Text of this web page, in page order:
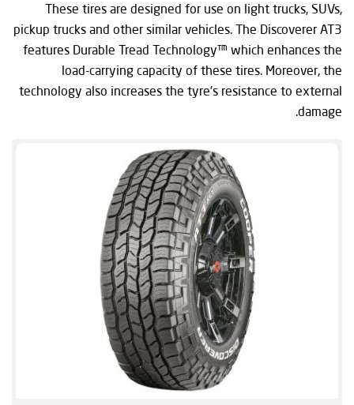
These tires are designed for use on light trucks, SUVs,
pickup trucks and other similar vehicles. The Discoverer AT3
features Durable Tread Technology™ which enhances the
load-carrying capacity of these tires. Moreover, the
technology also increases the tyre’s resistance to external
damage.